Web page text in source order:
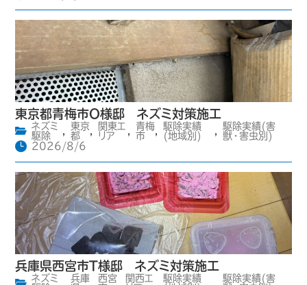
東京都青梅市O様邸 ネズミ対策施工
ネズミ
駆除
,
東京
都
,
関東エ
リア
,
青梅
市
,
駆除実績
(地域別)
,
駆除実績(害
獣・害虫別)
2026/8/6
兵庫県西宮市T様邸 ネズミ対策施工
ネズミ
,
兵庫,
西宮,
関西エ ,
駆除実績
,
駆除実績(害